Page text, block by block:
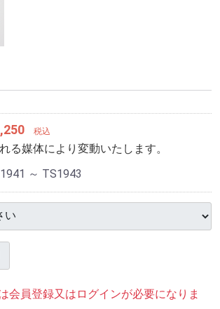
税込
る媒体により変動いたします。
～ TS1943
会員登録又はログインが必要になりま